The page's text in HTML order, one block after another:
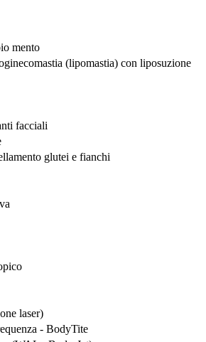
mento
(lipomastia) con liposuzione
facciali
glutei e fianchi
laser)
- BodyTite